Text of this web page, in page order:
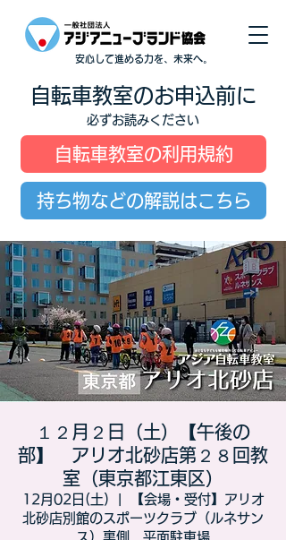
安心して進める力を、未来へ。
自転車教室のお申込前に
必ずお読みください
自転車教室の利用規約
持ち物などの解説はこちら
１２月２日（土）【午後の
部】 アリオ北砂店第２８回教
室（東京都江東区）
12月02日(土)
【会場・受付】アリオ
北砂店別館のスポーツクラブ（ルネサン
ス）裏側 平面駐車場